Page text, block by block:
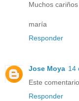
Muchos
maría
Responder
Jose Moya 14
Este
Responder